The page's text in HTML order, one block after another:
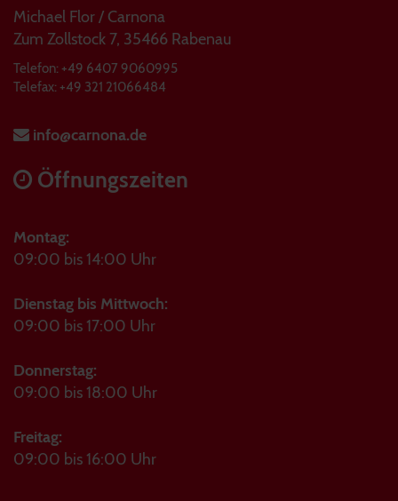
Michael Flor / Carnona
Zum Zollstock 7, 35466 Rabenau
Telefon: +49 6407 9060995
Telefax: +49 321 21066484
info@carnona.de
Öffnungszeiten
Montag:
09:00 bis 14:00 Uhr
Dienstag bis Mittwoch:
09:00 bis 17:00 Uhr
Donnerstag:
09:00 bis 18:00 Uhr
Freitag:
09:00 bis 16:00 Uhr